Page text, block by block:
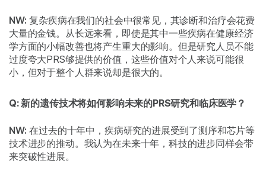
NW: 复杂疾病在我们的社会中很常见，其诊断和治疗会花费
大量的金钱。从长远来看，即使是其中一些疾病在健康经济
学方面的小幅改善也将产生重大的影响。但是研究人员不能
过度夸大PRS够提供的价值，这些价值对个人来说可能很
小，但对于整个人群来说却是很大的。
Q: 新的遗传技术将如何影响未来的PRS研究和临床医学？
NW: 在过去的十年中，疾病研究的进展受到了测序和芯片等
技术进步的推动。我认为在未来十年，科技的进步同样会带
来突破性进展。